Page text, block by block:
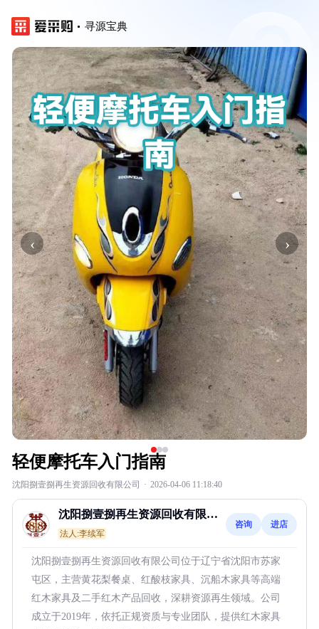
寻源宝典
‹ ›
轻便摩托车入门指南
沈阳捌壹捌再生资源回收有限公司 · 2026-04-06 11:18:40
沈阳捌壹捌再生资源回收有限公
司
法人:李续军
咨询 进店
沈阳捌壹捌再生资源回收有限公司位于辽宁省沈阳市苏家
屯区，主营黄花梨餐桌、红酸枝家具、沉船木家具等高端
红木家具及二手红木产品回收，深耕资源再生领域。公司
成立于2019年，依托正规资质与专业团队，提供红木家具